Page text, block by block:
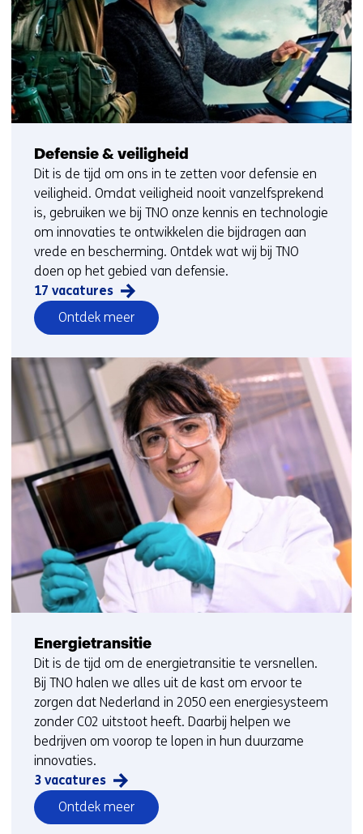
Defensie & veiligheid
Dit is de tijd om ons in te zetten voor defensie en
veiligheid. Omdat veiligheid nooit vanzelfsprekend
is, gebruiken we bij TNO onze kennis en technologie
om innovaties te ontwikkelen die bijdragen aan
vrede en bescherming. Ontdek wat wij bij TNO
doen op het gebied van defensie.
17 vacatures
Ontdek meervacatures
op
het
gebied
van
Ontdek
meer
Energietransitie
Dit is de tijd om de energietransitie te versnellen.
Bij TNO halen we alles uit de kast om ervoor te
zorgen dat Nederland in 2050 een energiesysteem
zonder C02 uitstoot heeft. Daarbij helpen we
bedrijven om voorop te lopen in hun duurzame
innovaties.
3 vacatures
Ontdek meervacatures
op